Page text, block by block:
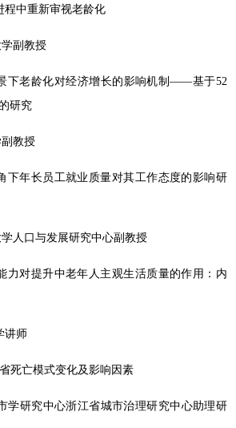
程中重新审视老龄化
副教授
下老龄化对经济增长的影响机制——基于52
研究
教授
下年长员工就业质量对其工作态度的影响研
人口与发展研究中心副教授
力对提升中老年人主观生活质量的作用：内
讲师
死亡模式变化及影响因素
学研究中心浙江省城市治理研究中心助理研